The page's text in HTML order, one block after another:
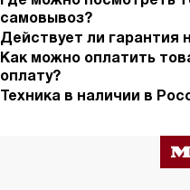
самовывоз?
Действует ли гарантия
Как можно оплатить
оплату?
Техника в наличии в